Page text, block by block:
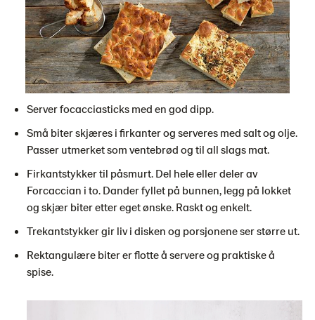
Server focacciasticks med en god dipp.
Små biter skjæres i firkanter og serveres med salt og olje.
Passer utmerket som ventebrød og til all slags mat.
Firkantstykker til påsmurt. Del hele eller deler av
Forcaccian i to. Dander fyllet på bunnen, legg på lokket
og skjær biter etter eget ønske. Raskt og enkelt.
Trekantstykker gir liv i disken og porsjonene ser større ut.
Rektangulære biter er flotte å servere og praktiske å
spise.